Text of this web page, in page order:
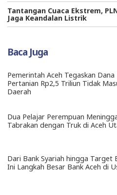
Tantangan Cuaca Ekstrem,
Jaga Keandalan Listrik
Baca Juga
Pemerintah Aceh Tegaskan Dana
Pertanian Rp2,5 Triliun Tidak
Daerah
Dua Pelajar Perempuan
Tabrakan dengan Truk di Aceh
Dari Bank Syariah hingga Target
Ini Langkah Besar Bank Aceh di